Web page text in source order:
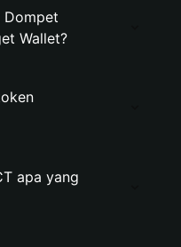
Dompet
Wallet?
apa yang